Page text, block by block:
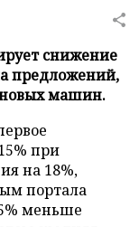
снижение
предложений,
новых машин.
при
на 18%,
портала
меньше